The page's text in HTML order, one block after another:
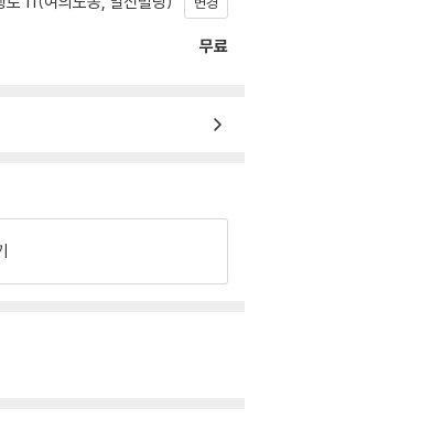
무료